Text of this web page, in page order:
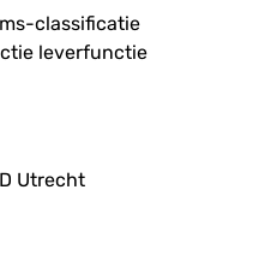
classificatie
leverfunctie
Utrecht